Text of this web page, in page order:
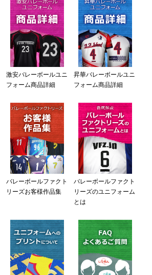
激安バレーボールユニ
フォーム商品詳細
昇華バレーボールユニ
フォーム商品詳細
バレーボールファクト
リーズお客様作品集
バレーボールファクト
リーズのユニフォーム
とは